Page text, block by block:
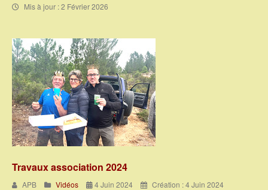
Mis à jour : 2 Février 2026
Travaux association 2024
APB Vidéos 4 Juin 2024
Création : 4 Juin 2024